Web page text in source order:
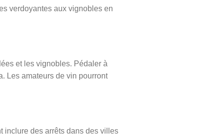
verdoyantes aux vignobles en
et les vignobles. Pédaler à
Les amateurs de vin pourront
inclure des arrêts dans des villes